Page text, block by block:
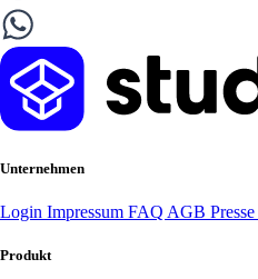
Unternehmen
Login Impressum FAQ AGB Presse
Produkt